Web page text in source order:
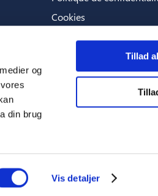
og
din brug
Vis detaljer
Tillad
Cookies